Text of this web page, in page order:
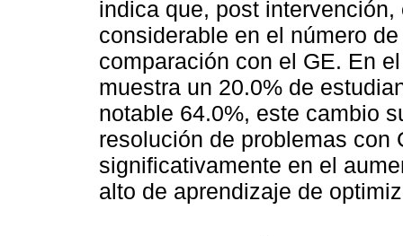
indica que, post
considerable en el número
comparación con el GE. En
muestra un 20.0% de
notable 64.0%, este cambio
resolución de problemas con
significativamente en el
alto de aprendizaje de